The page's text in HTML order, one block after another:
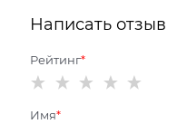
Написать отзыв
Рейтинг
Имя